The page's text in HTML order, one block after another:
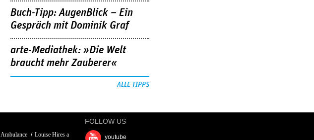
Buch-Tipp: AugenBlick – Ein
Gespräch mit Dominik Graf
arte-Mediathek: »Die Welt
braucht mehr Zauberer«
ALLE TIPPS
Ambulance Louise Hires a
FOLLOW US
youtube